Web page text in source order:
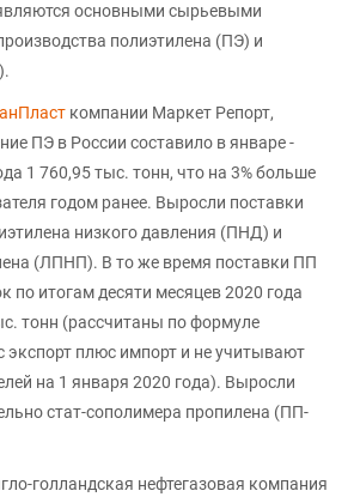
основными сырьевыми
полиэтилена (ПЭ) и
компании Маркет Репорт,
ПЭ в России составило в январе -
1 760,95 тыс. тонн, что на 3% больше
годом ранее. Выросли поставки
низкого давления (ПНД) и
(ЛПНП). В то же время поставки ПП
по итогам десяти месяцев 2020 года
тонн (рассчитаны по формуле
экспорт плюс импорт и не учитывают
на 1 января 2020 года). Выросли
стат-сополимера пропилена (ПП-
голландская нефтегазовая компания